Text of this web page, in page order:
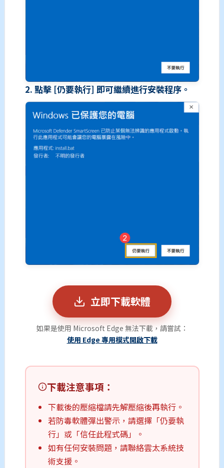
2. 點擊 [仍要執行] 即可繼續進行安裝程序。
立即下載軟體
如果是使用 Microsoft Edge 無法下載，請嘗試：
使用 Edge 專用模式開啟下載
下載注意事項：
下載後的壓縮檔請先解壓縮後再執行。
若防毒軟體彈出警示，請選擇「仍要執
行」或「信任此程式碼」。
如有任何安裝問題，請聯絡雲太系統技
術支援。